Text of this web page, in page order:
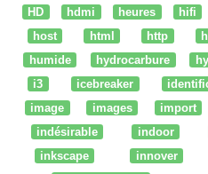
HD
hdmi heures hifi
host
html http
humide
hydrocarbure
i3
icebreaker
image
images import
indésirable
indoor
inkscape
innover